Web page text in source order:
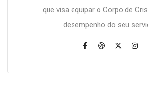
que visa equipar o Corpo de
desempenho do seu